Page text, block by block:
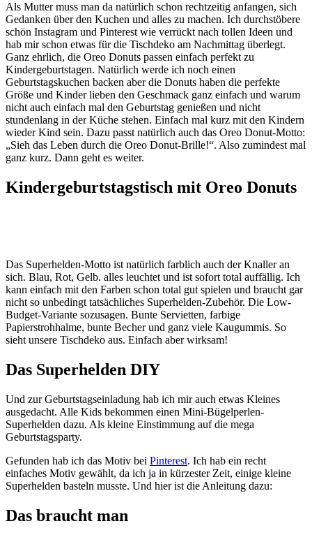
Als Mutter muss man da natürlich schon rechtzeitig anfangen, sich
Gedanken über den Kuchen und alles zu machen. Ich durchstöbere
schön Instagram und Pinterest wie verrückt nach tollen Ideen und
hab mir schon etwas für die Tischdeko am Nachmittag überlegt.
Ganz ehrlich, die Oreo Donuts passen einfach perfekt zu
Kindergeburtstagen. Natürlich werde ich noch einen
Geburtstagskuchen backen aber die Donuts haben die perfekte
Größe und Kinder lieben den Geschmack ganz einfach und warum
nicht auch einfach mal den Geburtstag genießen und nicht
stundenlang in der Küche stehen. Einfach mal kurz mit den Kindern
wieder Kind sein. Dazu passt natürlich auch das Oreo Donut-Motto:
„Sieh das Leben durch die Oreo Donut-Brille!“. Also zumindest mal
ganz kurz. Dann geht es weiter.
Kindergeburtstagstisch mit Oreo Donuts
Das Superhelden-Motto ist natürlich farblich auch der Knaller an
sich. Blau, Rot, Gelb. alles leuchtet und ist sofort total auffällig. Ich
kann einfach mit den Farben schon total gut spielen und braucht gar
nicht so unbedingt tatsächliches Superhelden-Zubehör. Die Low-
Budget-Variante sozusagen. Bunte Servietten, farbige
Papierstrohhalme, bunte Becher und ganz viele Kaugummis. So
sieht unsere Tischdeko aus. Einfach aber wirksam!
Das Superhelden DIY
Und zur Geburtstagseinladung hab ich mir auch etwas Kleines
ausgedacht. Alle Kids bekommen einen Mini-Bügelperlen-
Superhelden dazu. Als kleine Einstimmung auf die mega
Geburtstagsparty.
Gefunden hab ich das Motiv bei Pinterest. Ich hab ein recht
einfaches Motiv gewählt, da ich ja in kürzester Zeit, einige kleine
Superhelden basteln musste. Und hier ist die Anleitung dazu:
Das braucht man